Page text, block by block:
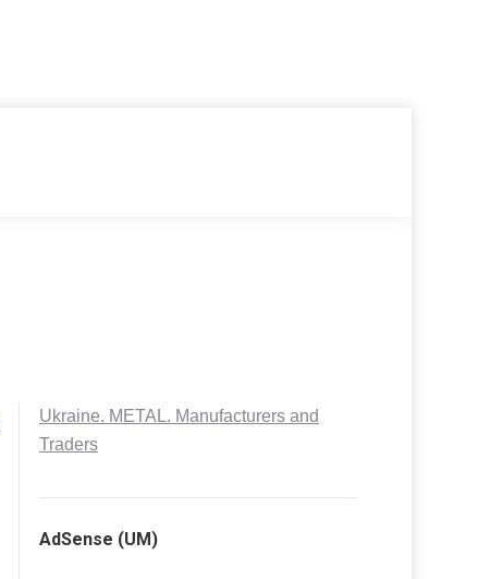
Ukraine. METAL. Manufacturers and
Traders
AdSense (UM)